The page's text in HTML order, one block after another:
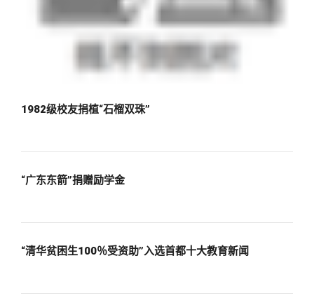
1982级校友捐植“石榴双珠”
“广东东箭”捐赠励学金
“清华贫困生100％受资助”入选首都十大教育新闻